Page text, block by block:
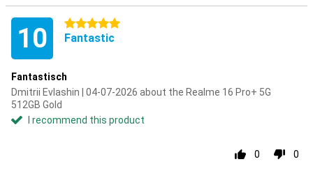
10 5 stars
Fantastic
Fantastisch
Dmitrii Evlashin | 04-07-2026 about the Realme 16 Pro+ 5G
512GB Gold
I recommend this product
0 0